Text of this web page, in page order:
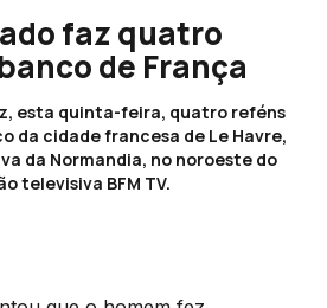
faz quatro
de França
esta quinta-feira, quatro reféns
da cidade francesa de Le Havre,
da Normandia, no noroeste do
televisiva BFM TV.